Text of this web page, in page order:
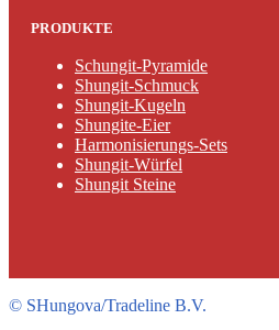
PRODUKTE
Schungit-Pyramide
Shungit-Schmuck
Shungit-Kugeln
Shungite-Eier
Harmonisierungs-Sets
Shungit-Würfel
Shungit Steine
© SHungova/Tradeline B.V.